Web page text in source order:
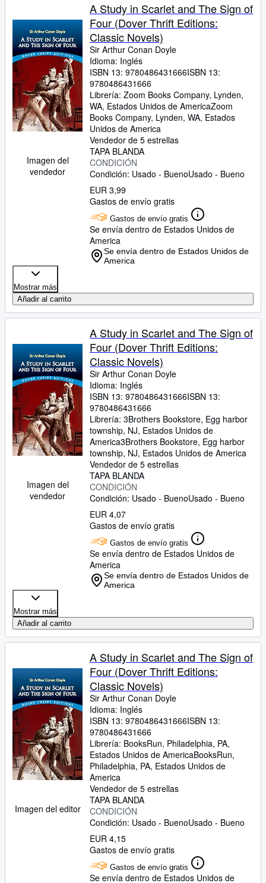
Imagen del
vendedor
A Study in Scarlet and The Sign of
Four (Dover Thrift Editions:
Classic Novels)
Sir Arthur Conan Doyle
Idioma: Inglés
ISBN 13: 9780486431666ISBN 13:
9780486431666
Librería: Zoom Books Company, Lynden,
WA, Estados Unidos de AmericaZoom
Books Company, Lynden, WA, Estados
Unidos de America
Vendedor de 5 estrellas
TAPA BLANDA
CONDICIÓN
Condición: Usado - BuenoUsado - Bueno
EUR 3,99
Gastos de envío gratis
Gastos de envío gratis
Se envía dentro de Estados Unidos de
America
Se envía dentro de Estados Unidos de
America
Mostrar más
Añadir al carrito
Imagen del
vendedor
A Study in Scarlet and The Sign of
Four (Dover Thrift Editions:
Classic Novels)
Sir Arthur Conan Doyle
Idioma: Inglés
ISBN 13: 9780486431666ISBN 13:
9780486431666
Librería: 3Brothers Bookstore, Egg harbor
township, NJ, Estados Unidos de
America3Brothers Bookstore, Egg harbor
township, NJ, Estados Unidos de America
Vendedor de 5 estrellas
TAPA BLANDA
CONDICIÓN
Condición: Usado - BuenoUsado - Bueno
EUR 4,07
Gastos de envío gratis
Gastos de envío gratis
Se envía dentro de Estados Unidos de
America
Se envía dentro de Estados Unidos de
America
Mostrar más
Añadir al carrito
Imagen del editor
A Study in Scarlet and The Sign of
Four (Dover Thrift Editions:
Classic Novels)
Sir Arthur Conan Doyle
Idioma: Inglés
ISBN 13: 9780486431666ISBN 13:
9780486431666
Librería: BooksRun, Philadelphia, PA,
Estados Unidos de AmericaBooksRun,
Philadelphia, PA, Estados Unidos de
America
Vendedor de 5 estrellas
TAPA BLANDA
CONDICIÓN
Condición: Usado - BuenoUsado - Bueno
EUR 4,15
Gastos de envío gratis
Gastos de envío gratis
Se envía dentro de Estados Unidos de